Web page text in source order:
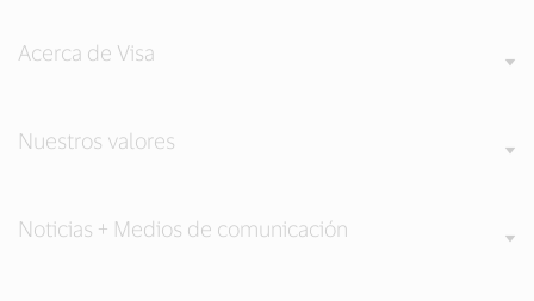
Acerca de Visa
Nuestros valores
Noticias + Medios de comunicación